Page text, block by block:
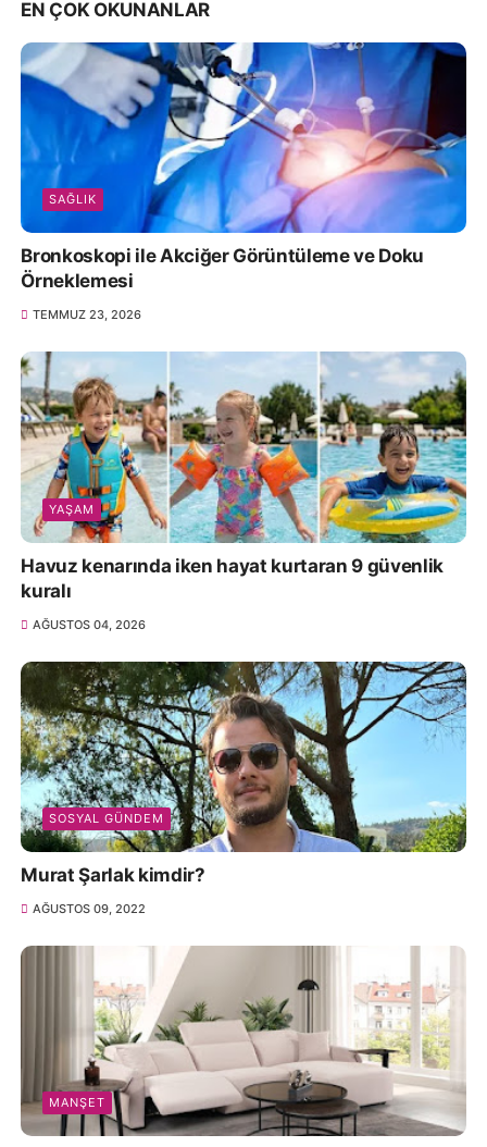
EN ÇOK OKUNANLAR
SAĞLIK
Bronkoskopi ile Akciğer Görüntüleme ve Doku
Örneklemesi
TEMMUZ 23, 2026
YAŞAM
Havuz kenarında iken hayat kurtaran 9 güvenlik
kuralı
AĞUSTOS 04, 2026
SOSYAL GÜNDEM
Murat Şarlak kimdir?
AĞUSTOS 09, 2022
MANŞET